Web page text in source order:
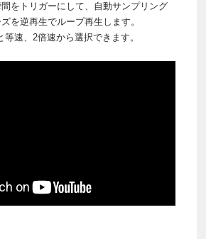
をトリガーにして、自動サンプリング
を逆再生でループ再生します。
速、2倍速から選択できます。